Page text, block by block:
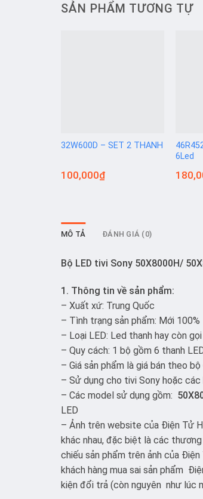
SẢN PHẨM TƯƠNG TỰ
32W600D – SET 2 THANH
100,000₫
6Led
MÔ TẢ ĐÁNH GIÁ (0)
Bộ LED tivi Sony 50X8000H/
1. Thông tin về sản phẩm:
– Xuất xứ: Trung Quốc
– Tình trạng sản phẩm: Mới 100%
– Loại LED: Led thanh hay còn
– Quy cách: 1 bộ gồm 6 thanh
– Giá sản phẩm là giá bán theo
– Sử dụng cho tivi Sony hoặc
– Các model sử dụng gồm:
LED
– Ảnh trên website của Điện Tử
khác nhau, đặc biệt là các thương
chiếu sản phẩm trên ảnh của
khách hàng mua sai sản phẩm
kiện đổi trả (còn nguyên như lúc